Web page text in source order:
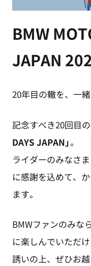
BMW
JAPAN
20年目の轍を、一緒
記念すべき20回目
DAYS JAPAN」。
ライダーのみなさ
に感謝を込めて、
ます。
BMWファンのみな
に楽しんでいただ
誘いの上、ぜひお越